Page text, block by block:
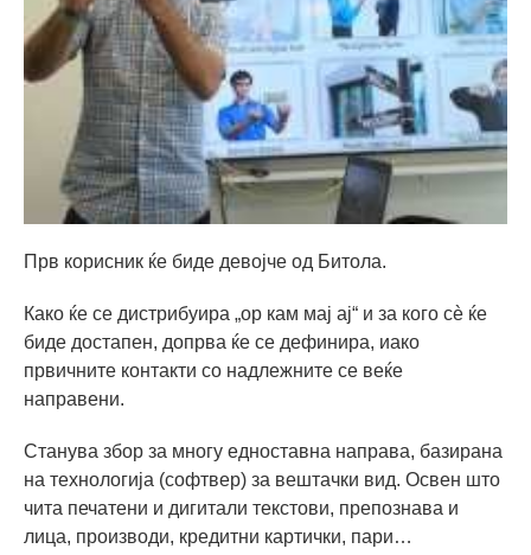
Прв корисник ќе биде девојче од Битола.
Како ќе се дистрибуира „ор кам мај ај“ и за кого сè ќе
биде достапен, допрва ќе се дефинира, иако
првичните контакти со надлежните се веќе
направени.
Станува збор за многу едноставна направа, базирана
на технологија (софтвер) за вештачки вид. Освен што
чита печатени и дигитали текстови, препознава и
лица, производи, кредитни картички, пари…